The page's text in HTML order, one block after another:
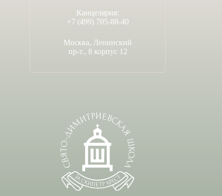
Канцелярия:
+7 (499) 705-88-40
Москва, Ленинский
пр-т., 8 корпус 12